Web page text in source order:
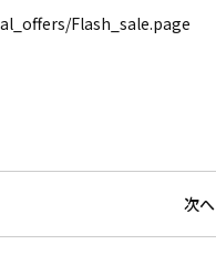
Flash_sale.page
次へ